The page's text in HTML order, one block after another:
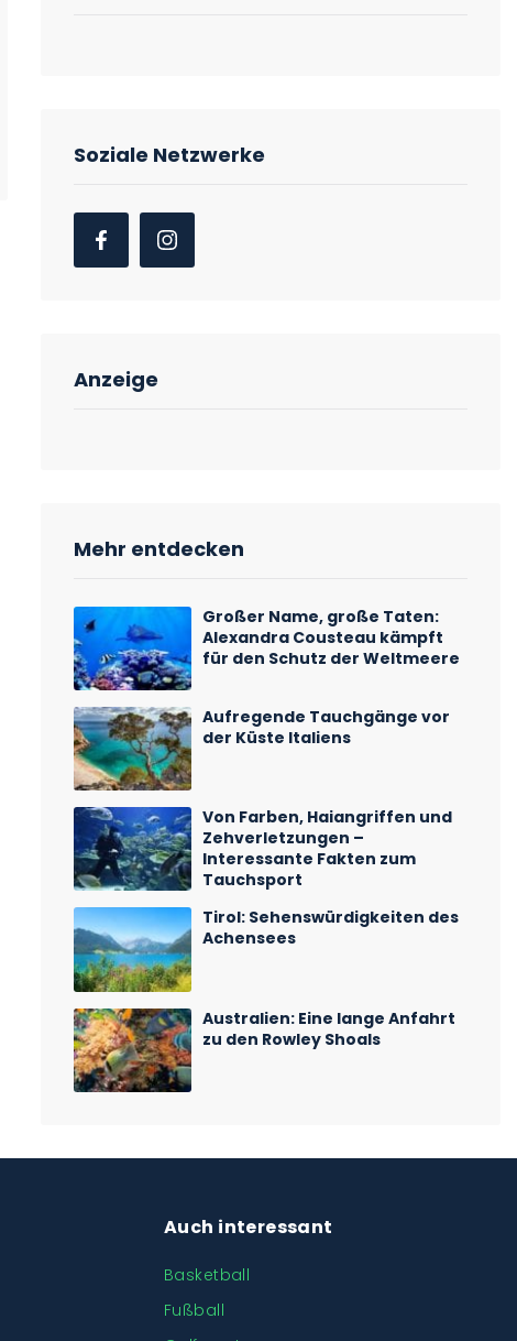
Soziale Netzwerke
Anzeige
Mehr entdecken
Großer Name, große Taten:
Alexandra Cousteau kämpft
für den Schutz der Weltmeere
Aufregende Tauchgänge vor
der Küste Italiens
Von Farben, Haiangriffen und
Zehverletzungen –
Interessante Fakten zum
Tauchsport
Tirol: Sehenswürdigkeiten des
Achensees
Australien: Eine lange Anfahrt
zu den Rowley Shoals
Auch interessant
Basketball
Fußball